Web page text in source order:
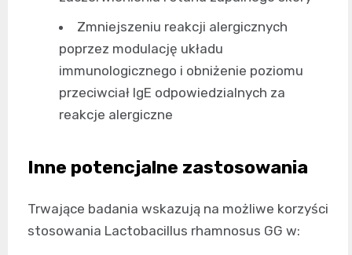
Zmniejszeniu reakcji alergicznych
poprzez modulację układu
immunologicznego i obniżenie poziomu
przeciwciał IgE odpowiedzialnych za
reakcje alergiczne
Inne potencjalne zastosowania
Trwające badania wskazują na możliwe korzyści
stosowania Lactobacillus rhamnosus GG w: